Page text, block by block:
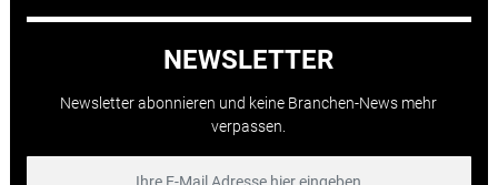
NEWSLETTER
Newsletter abonnieren und keine Branchen-News mehr
verpassen.